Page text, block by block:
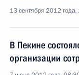
13 сентября 2012
В Пекине
организации